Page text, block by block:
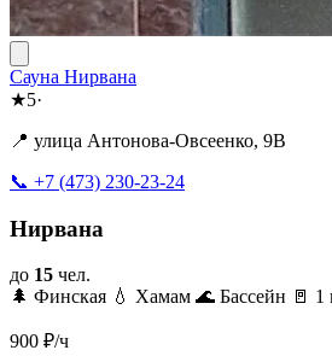
Сауна Нирвана
★5·
📍 улица Антонова-Овсеенко, 9B
📞 +7 (473) 230-23-24
Нирвана
до 15 чел.
🌲 Финская 💧 Хамам 🌊 Бассейн 🚪 1
900 ₽/ч